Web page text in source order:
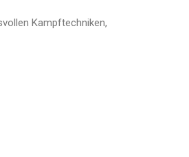
Kampftechniken,